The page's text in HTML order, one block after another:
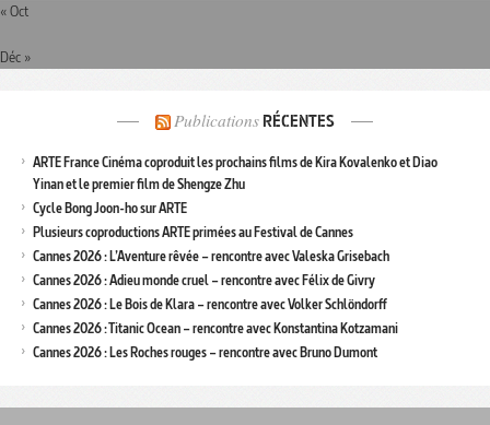
« Oct
Déc »
Publications RÉCENTES
ARTE France Cinéma coproduit les prochains films de Kira Kovalenko et Diao
Yinan et le premier film de Shengze Zhu
Cycle Bong Joon-ho sur ARTE
Plusieurs coproductions ARTE primées au Festival de Cannes
Cannes 2026 : L’Aventure rêvée – rencontre avec Valeska Grisebach
Cannes 2026 : Adieu monde cruel – rencontre avec Félix de Givry
Cannes 2026 : Le Bois de Klara – rencontre avec Volker Schlöndorff
Cannes 2026 : Titanic Ocean – rencontre avec Konstantina Kotzamani
Cannes 2026 : Les Roches rouges – rencontre avec Bruno Dumont